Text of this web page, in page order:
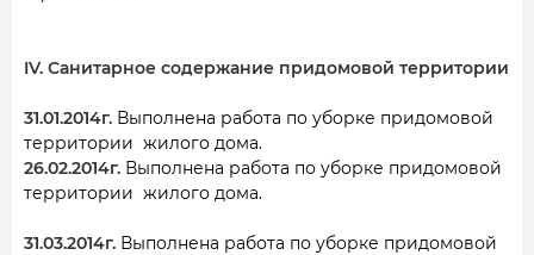
IV. Санитарное содержание придомовой территории
31.01.2014г. Выполнена работа по уборке придомовой
территории жилого дома.
26.02.2014г. Выполнена работа по уборке придомовой
территории жилого дома.
31.03.2014г. Выполнена работа по уборке придомовой